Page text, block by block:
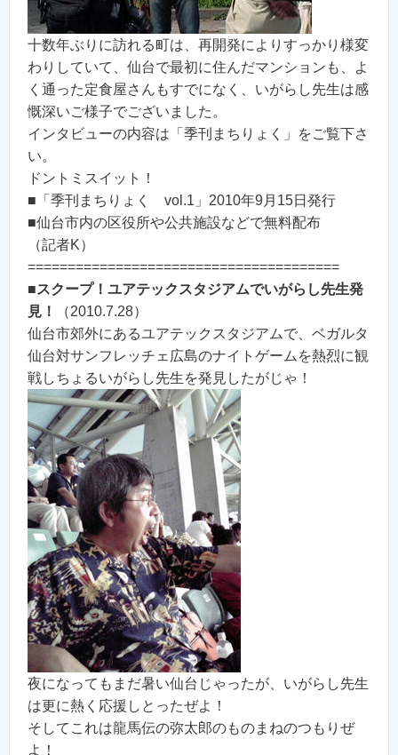
十数年ぶりに訪れる町は、再開発によりすっかり様変
わりしていて、仙台で最初に住んだマンションも、よ
く通った定食屋さんもすでになく、いがらし先生は感
慨深いご様子でございました。
インタビューの内容は「季刊まちりょく」をご覧下さ
い。
ドントミスイット！
■「季刊まちりょく vol.1」2010年9月15日発行
■仙台市内の区役所や公共施設などで無料配布
（記者K）
=======================================
■スクープ！ユアテックスタジアムでいがらし先生発
見！
（2010.7.28）
仙台市郊外にあるユアテックスタジアムで、ベガルタ
仙台対サンフレッチェ広島のナイトゲームを熱烈に観
戦しちょるいがらし先生を発見したがじゃ！
夜になってもまだ暑い仙台じゃったが、いがらし先生
は更に熱く応援しとったぜよ！
そしてこれは龍馬伝の弥太郎のものまねのつもりぜ
よ！